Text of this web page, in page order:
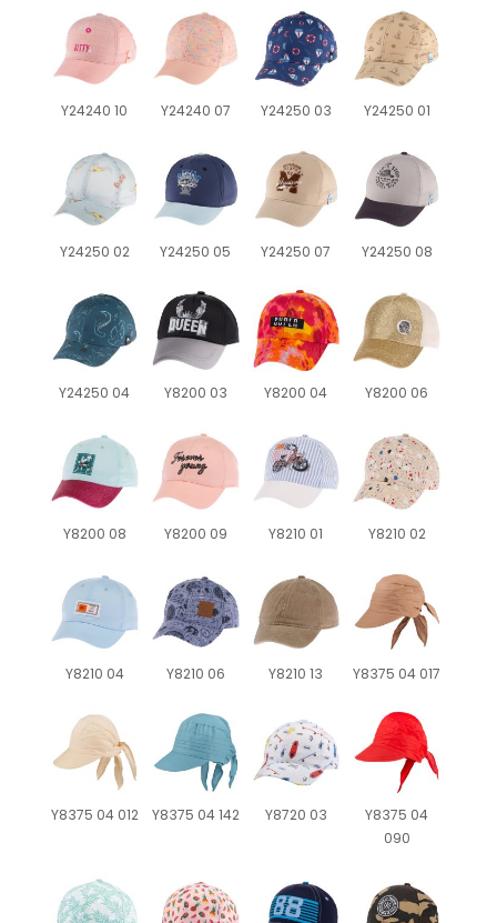
Y24240 10 Y24240 07 Y24250 03 Y24250 01
Y24250 02 Y24250 05 Y24250 07 Y24250 08
Y24250 04 Y8200 03 Y8200 04 Y8200 06
Y8200 08 Y8200 09 Y8210 01 Y8210 02
Y8210 04 Y8210 06 Y8210 13 Y8375 04 017
Y8375 04 012 Y8375 04 142 Y8720 03
Y8375 04
090